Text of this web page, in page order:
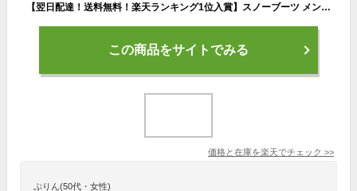
【翌日配達！送料無料！楽天ランキング1位入賞】スノーブーツ メンズ スノーシューズ レディース 長靴 アウトドア 滑らない 防水 おしゃれ ボアブーツ ロング 大きいサイズ ジュニアムートンブーツ ウインターブーツ カジュアル ショートブーツ
この商品をサイトでみる
価格と在庫を楽天でチェック >>
ぷりん(50代・女性)